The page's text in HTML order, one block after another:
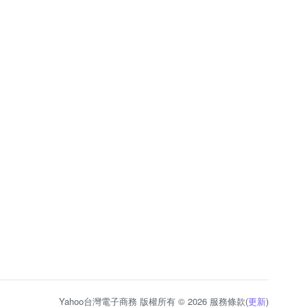
Yahoo台灣電子商務 版權所有 © 2026 服務條款(更新)